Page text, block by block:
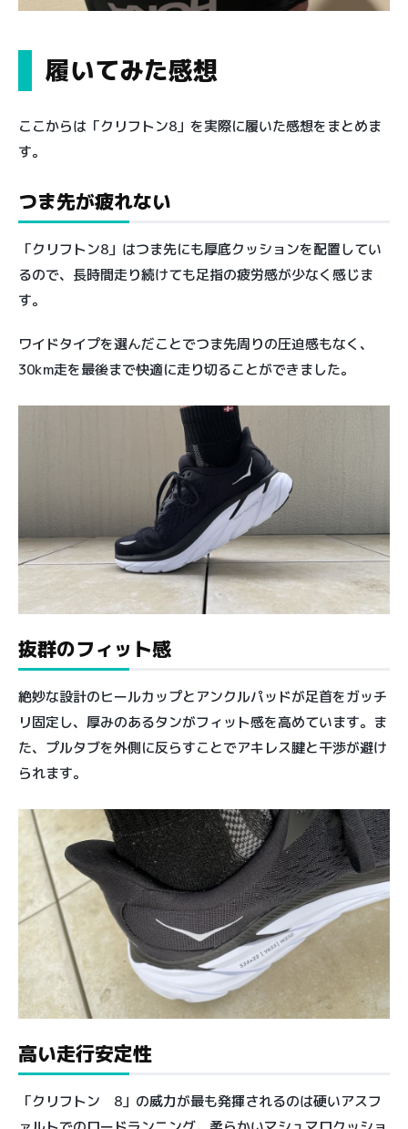
履いてみた感想
ここからは「クリフトン8」を実際に履いた感想をまとめま
す。
つま先が疲れない
「クリフトン8」はつま先にも厚底クッションを配置してい
るので、長時間走り続けても足指の疲労感が少なく感じま
す。
ワイドタイプを選んだことでつま先周りの圧迫感もなく、
30km走を最後まで快適に走り切ることができました。
抜群のフィット感
絶妙な設計のヒールカップとアンクルパッドが足首をガッチ
リ固定し、厚みのあるタンがフィット感を高めています。ま
た、プルタブを外側に反らすことでアキレス腱と干渉が避け
られます。
高い走行安定性
「クリフトン 8」の威力が最も発揮されるのは硬いアスフ